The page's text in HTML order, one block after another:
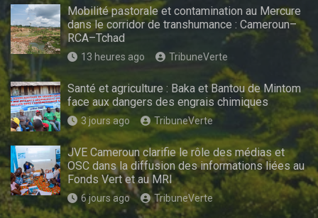
Mobilité pastorale et contamination au Mercure
dans le corridor de transhumance : Cameroun–
RCA–Tchad
13 heures ago TribuneVerte
Santé et agriculture : Baka et Bantou de Mintom
face aux dangers des engrais chimiques
3 jours ago TribuneVerte
JVE Cameroun clarifie le rôle des médias et
OSC dans la diffusion des informations liées au
Fonds Vert et au MRI
6 jours ago TribuneVerte